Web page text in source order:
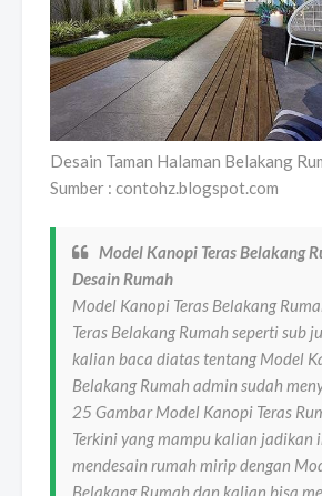
Desain Taman Halaman Belakang
Sumber : contohz.blogspot.com
Model Kanopi Teras Belakang
Desain Rumah
Model Kanopi Teras Belakang
Teras Belakang Rumah seperti sub
kalian baca diatas tentang Model
Belakang Rumah admin sudah
25 Gambar Model Kanopi Teras
Terkini yang mampu kalian jadikan
mendesain rumah mirip dengan
Belakang Rumah dan kalian bisa